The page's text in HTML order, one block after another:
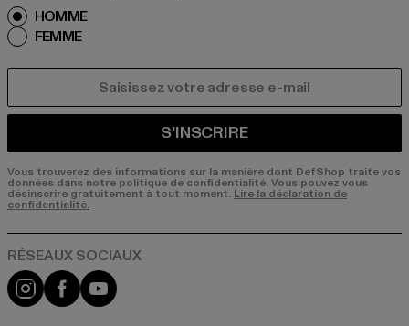
HOMME
FEMME
S'INSCRIRE
Vous trouverez des informations sur la manière dont DefShop traite vos
données dans notre politique de confidentialité. Vous pouvez vous
désinscrire gratuitement à tout moment. Lire la déclaration de
confidentialité.
Visit our Instagram page:
Visit our Facebook page:
Visit our YouTube channel: